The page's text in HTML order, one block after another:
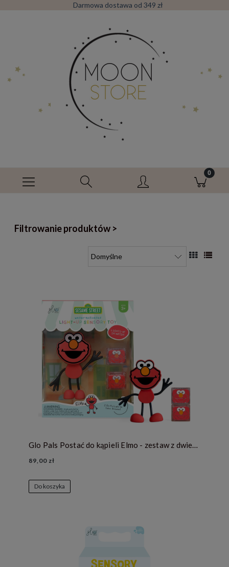
Darmowa dostawa od 349 zł
Filtrowanie produktów >
Glo Pals Postać do kąpieli Elmo - zestaw z dwiema kostkami sensorycznymi świecącymi w wodzie
89,00 zł
Do koszyka